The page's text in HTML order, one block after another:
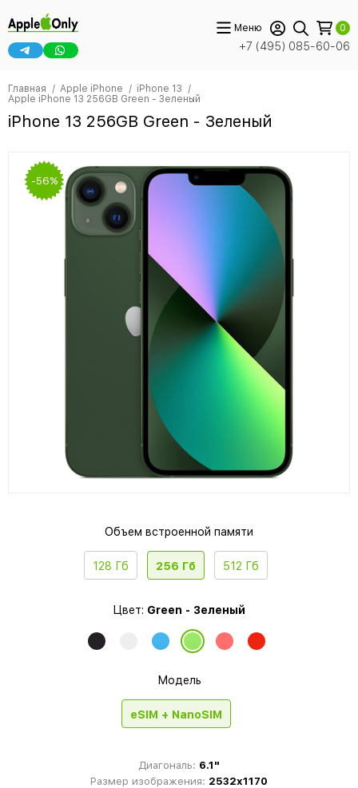
+7 (495) 085-60-06
Меню 0
Главная Apple iPhone
iPhone 13
Apple iPhone 13 256GB Green - Зеленый
iPhone 13 256GB Green - Зеленый
-56%
Объем встроенной памяти
128 Гб 256 Гб 512 Гб
Цвет: Green - Зеленый
Модель
eSIM + NanoSIM
Диагональ: 6.1"
Размер изображения: 2532x1170